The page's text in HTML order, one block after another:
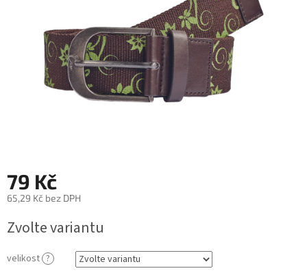
79 Kč
65,29 Kč bez DPH
cena:
Zvolte variantu
velikost ?